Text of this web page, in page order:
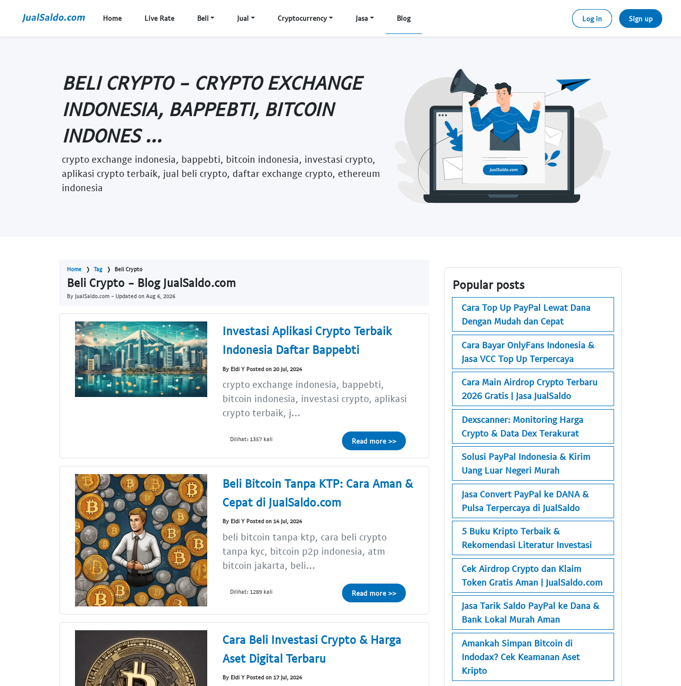
Home Live Rate Beli Jual Cryptocurrency Jasa Blog Log in Sign up
BELI CRYPTO - CRYPTO EXCHANGE
INDONESIA, BAPPEBTI, BITCOIN
INDONES ...
crypto exchange indonesia, bappebti, bitcoin indonesia, investasi crypto,
aplikasi crypto terbaik, jual beli crypto, daftar exchange crypto, ethereum
indonesia
Home Tag Beli Crypto
Beli Crypto - Blog JualSaldo.com
By JualSaldo.com - Updated on Aug 6, 2026
Investasi Aplikasi Crypto Terbaik
Indonesia Daftar Bappebti
By Eldi Y Posted on 20 Jul, 2024
crypto exchange indonesia, bappebti,
bitcoin indonesia, investasi crypto, aplikasi
crypto terbaik, j...
Dilihat: 1357 kali Read more >>
Beli Bitcoin Tanpa KTP: Cara Aman &
Cepat di JualSaldo.com
By Eldi Y Posted on 14 Jul, 2024
beli bitcoin tanpa ktp, cara beli crypto
tanpa kyc, bitcoin p2p indonesia, atm
bitcoin jakarta, beli...
Dilihat: 1289 kali Read more >>
Cara Beli Investasi Crypto & Harga
Aset Digital Terbaru
By Eldi Y Posted on 17 Jul, 2024
Popular posts
Cara Top Up PayPal Lewat Dana
Dengan Mudah dan Cepat
Cara Bayar OnlyFans Indonesia &
Jasa VCC Top Up Terpercaya
Cara Main Airdrop Crypto Terbaru
2026 Gratis | Jasa JualSaldo
Dexscanner: Monitoring Harga
Crypto & Data Dex Terakurat
Solusi PayPal Indonesia & Kirim
Uang Luar Negeri Murah
Jasa Convert PayPal ke DANA &
Pulsa Terpercaya di JualSaldo
5 Buku Kripto Terbaik &
Rekomendasi Literatur Investasi
Cek Airdrop Crypto dan Klaim
Token Gratis Aman | JualSaldo.com
Jasa Tarik Saldo PayPal ke Dana &
Bank Lokal Murah Aman
Amankah Simpan Bitcoin di
Indodax? Cek Keamanan Aset
Kripto